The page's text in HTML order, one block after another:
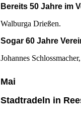
Bereits 50 Jahre im
Walburga Drießen.
Sogar 60 Jahre
Johannes
Mai
Stadtradeln in